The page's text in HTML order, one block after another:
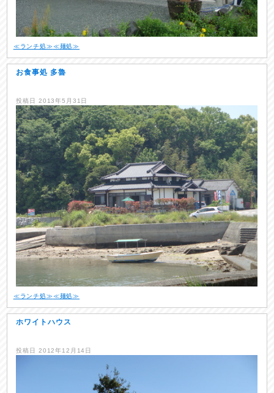
≪ランチ処≫≪麺処≫
お食事処 多魯
投稿日 2013年5月31日
≪ランチ処≫≪麺処≫
ホワイトハウス
投稿日 2012年12月14日